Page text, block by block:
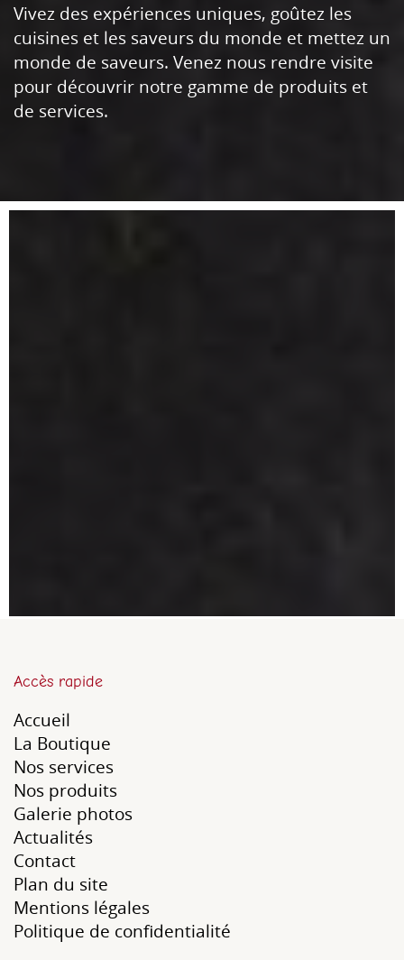
Vivez des expériences uniques, goûtez les
cuisines et les saveurs du monde et mettez un
monde de saveurs. Venez nous rendre visite
pour découvrir notre gamme de produits et
de services.
Accès rapide
Accueil
La Boutique
Nos services
Nos produits
Galerie photos
Actualités
Contact
Plan du site
Mentions légales
Politique de confidentialité